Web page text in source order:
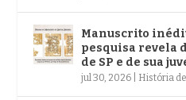
Manuscrito
pesquisa revela
de SP e de sua
jul 30, 2026 História de